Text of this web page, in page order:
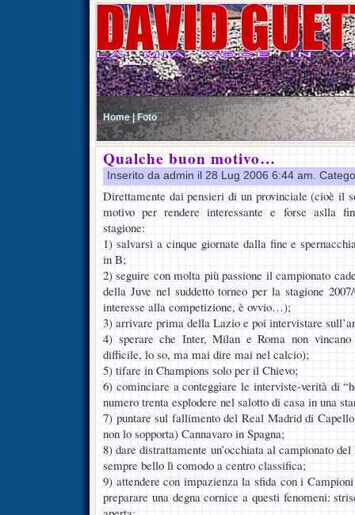
Home | Foto
Qualche buon motivo…
Inserito da admin il 28 Lug 2006 6:44 am.
Direttamente dai pensieri di un provinciale (cioè il
motivo per rendere interessante e forse aslla
stagione:
1) salvarsi a cinque giornate dalla fine e
in B;
2) seguire con molta più passione il campionato
della Juve nel suddetto torneo per la stagione
interesse alla competizione, è ovvio…);
3) arrivare prima della Lazio e poi intervistare
4) sperare che Inter, Milan e Roma non
difficile, lo so, ma mai dire mai nel calcio);
5) tifare in Champions solo per il Chievo;
6) cominciare a conteggiare le interviste-verità di
numero trenta esplodere nel salotto di casa in una
7) puntare sul fallimento del Real Madrid di
non lo sopporta) Cannavaro in Spagna;
8) dare distrattamente un’occhiata al campionato
sempre bello lì comodo a centro classifica;
9) attendere con impazienza la sfida con i
preparare una degna cornice a questi fenomeni: